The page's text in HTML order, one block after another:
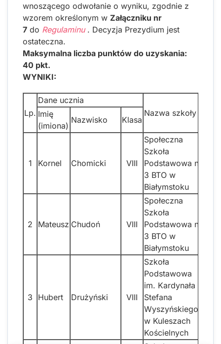
wnoszącego odwołanie o wyniku, zgodnie z
wzorem określonym w Załączniku nr
7 do Regulaminu. Decyzja Prezydium jest
ostateczna.
Maksymalna liczba punktów do uzyskania:
40 pkt.
WYNIKI:
Lp.
Dane ucznia
Nazwa szkoły
Imię
(imiona)
Nazwisko Klasa
1 Kornel Chomicki VIII
Społeczna
Szkoła
Podstawowa nr
3 BTO w
Białymstoku
2 Mateusz Chudoń VIII
Społeczna
Szkoła
Podstawowa nr
3 BTO w
Białymstoku
3 Hubert Drużyński VIII
Szkoła
Podstawowa
im. Kardynała
Stefana
Wyszyńskiego
w Kuleszach
Kościelnych